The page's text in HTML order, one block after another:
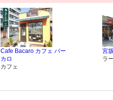
Cafe Bacaro カフェ バー
カロ
カフェ
宮
ラ